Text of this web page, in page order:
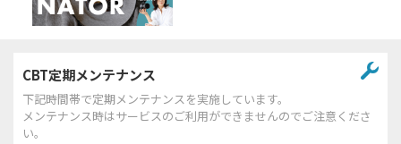
CBT定期メンテナンス
下記時間帯で定期メンテナンスを実施しています。
メンテナンス時はサービスのご利用ができませんのでご注意くださ
い。